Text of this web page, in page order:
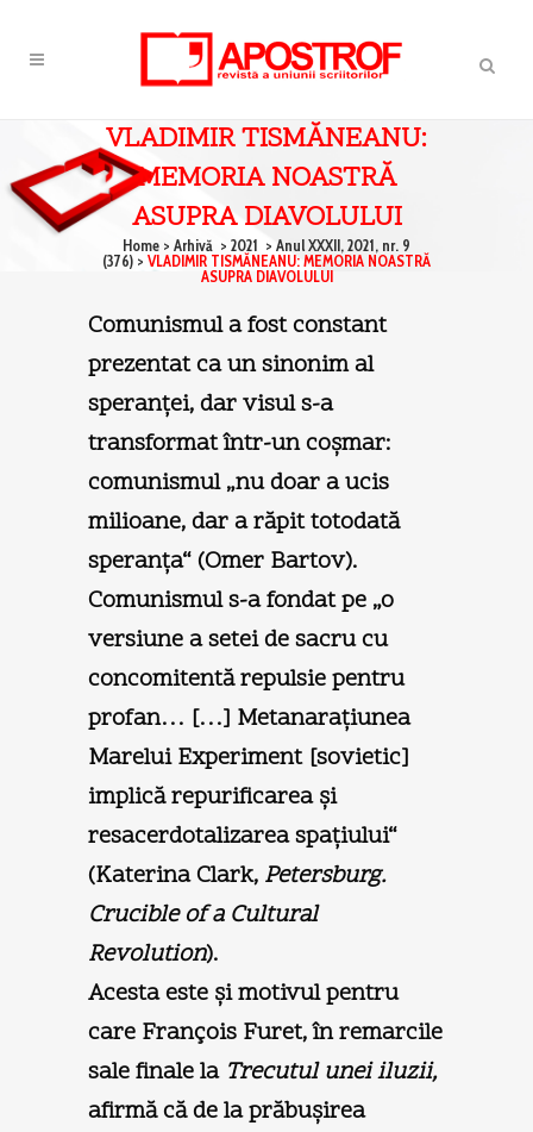
VLADIMIR TISMĂNEANU:
MEMORIA NOASTRĂ
ASUPRA DIAVOLULUI
Home > Arhivă > 2021 > Anul XXXII, 2021, nr. 9
(376) > VLADIMIR TISMĂNEANU: MEMORIA NOASTRĂ
ASUPRA DIAVOLULUI
Comunismul a fost constant
prezentat ca un sinonim al
speranţei, dar visul s-a
transformat într-un coşmar:
comunismul „nu doar a ucis
milioane, dar a răpit totodată
speranţa“ (Omer Bartov).
Comunismul s-a fondat pe „o
versiune a setei de sacru cu
concomitentă repulsie pentru
profan… […] Metanaraţiunea
Marelui Experiment [sovietic]
implică repurificarea şi
resacerdotalizarea spaţiului“
(Katerina Clark, Petersburg.
Crucible of a Cultural
Revolution).
Acesta este şi motivul pentru
care François Furet, în remarcile
sale finale la Trecutul unei iluzii,
afirmă că de la prăbuşirea